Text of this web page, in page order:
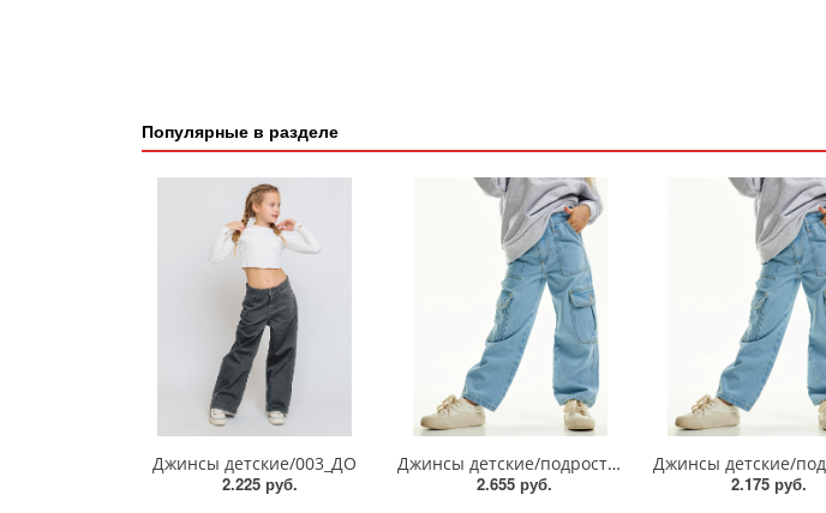
Популярные в разделе
Джинсы детские/003_ДО
2.225 руб.
Джинсы детские/подростковые/004_ДЛ24/140-176
2.655 руб.
2.175 руб.